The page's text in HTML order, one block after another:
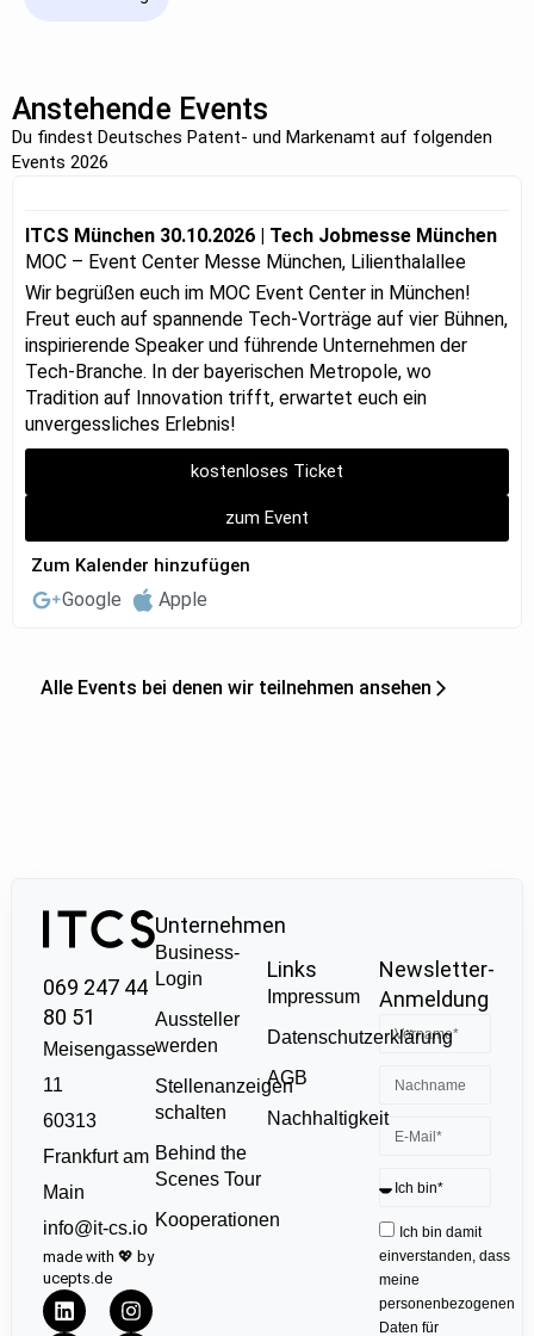
Anstehende Events
Du findest Deutsches Patent- und Markenamt auf folgenden
Events 2026
ITCS München 30.10.2026 | Tech Jobmesse München
MOC – Event Center Messe München, Lilienthalallee
Wir begrüßen euch im MOC Event Center in München!
Freut euch auf spannende Tech-Vorträge auf vier Bühnen,
inspirierende Speaker und führende Unternehmen der
Tech-Branche. In der bayerischen Metropole, wo
Tradition auf Innovation trifft, erwartet euch ein
unvergessliches Erlebnis!
kostenloses Ticket
zum Event
Zum Kalender hinzufügen
Google Apple
Alle Events bei denen wir teilnehmen ansehen
069 247 44
80 51
Meisengasse
11
60313
Frankfurt am
Main
info@it-cs.io
made with 💖 by
ucepts.de
Unternehmen
Business-
Login
Aussteller
werden
Stellenanzeigen
schalten
Behind the
Scenes Tour
Kooperationen
Links
Impressum
Datenschutzerklärung
AGB
Nachhaltigkeit
Newsletter-
Anmeldung
Ich bin damit
einverstanden, dass
meine
personenbezogenen
Daten für